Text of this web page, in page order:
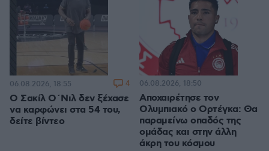
Ο Σακίλ Ο΄Νιλ δεν ξέχασε
να καρφώνει στα 54 του,
δείτε βίντεο
06.08.2026, 18:55 4
Αποχαιρέτησε τον
Ολυμπιακό ο Ορτέγκα: Θα
παραμείνω οπαδός της
ομάδας και στην άλλη
άκρη του κόσμου
06.08.2026, 18:50